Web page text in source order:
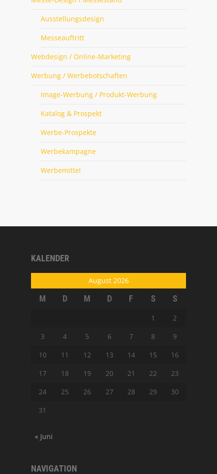
Ausstellungsdesign
Messeauftritt
Webdesign / Online-Marketing
Werbung / Werbebotschaften
Image-Werbung / Produkt-Werbung
Katalog & Prospekt
Werbe-Prospekte
Werbekampagne
Werbemittel
KALENDER
August 2026
M D M D F S S
1
2
3
4 5 6 7 8
9
10
11 12 13 14 15
16
17
18 19 20 21 22
23
24
25 26 27 28 29
30
31
« Juni
NAVIGATION